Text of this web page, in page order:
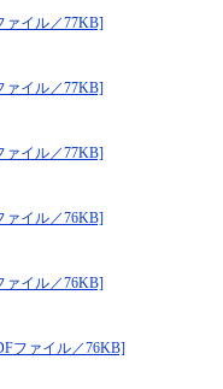
ァイル／77KB]
ァイル／77KB]
ァイル／77KB]
ァイル／76KB]
ァイル／76KB]
ファイル／76KB]